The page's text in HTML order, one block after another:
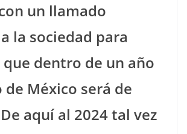
un llamado
la sociedad para
dentro de un año
de México será de
aquí al 2024 tal vez